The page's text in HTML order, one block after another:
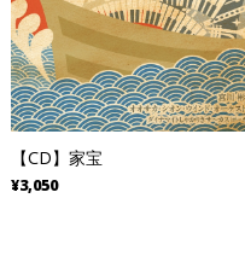
【CD】家宝
¥3,050